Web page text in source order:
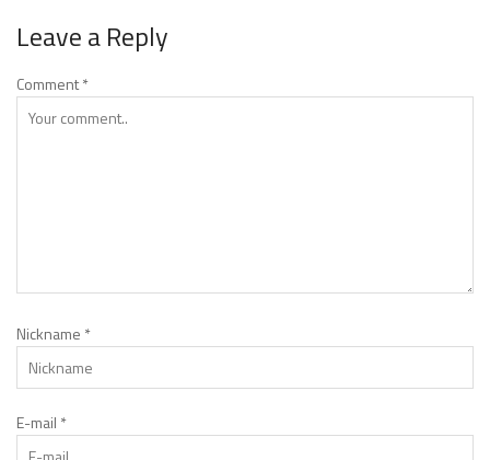
Leave a Reply
Comment*
Nickname *
E-mail *